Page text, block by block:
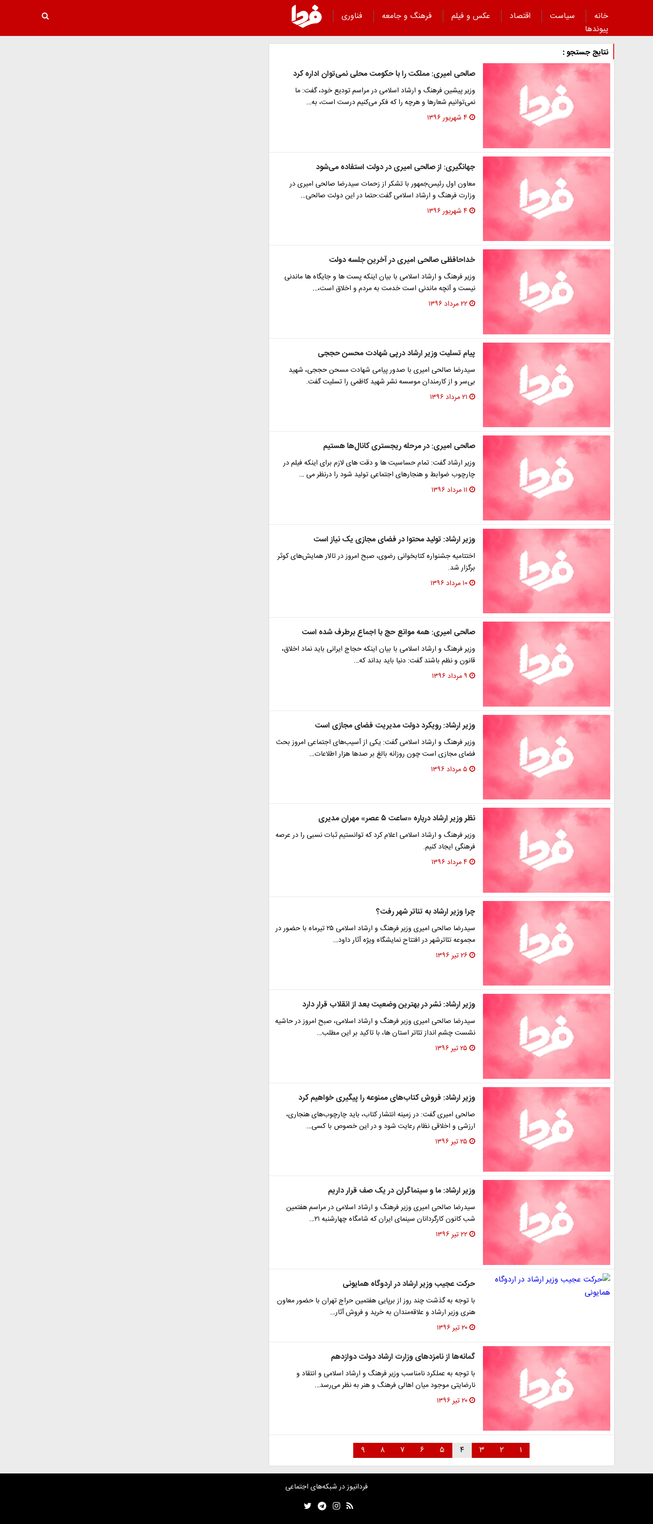
خانه سیاست اقتصاد عکس و فیلم فرهنگ و جامعه
فناوری
پیوند‌ها
نتایج جستجو :
صالحی امیری: مملکت را با حکومت محلی نمی‌توان اداره کرد
وزیر پیشین فرهنگ و ارشاد اسلامی در مراسم تودیع خود، گفت: ما
نمی‌توانیم شعارها و هرچه را که فکر می‌کنیم درست است، به…
۴ شهریور ۱۳۹۶
جهانگیری: از صالحی امیری در دولت استفاده می‌شود
معاون اول رئیس‌جمهور با تشکر از زحمات سیدرضا صالحی امیری در
وزارت فرهنگ و ارشاد اسلامی گفت:حتما در این دولت صالحی…
۴ شهریور ۱۳۹۶
خداحافظی صالحی امیری در آخرین جلسه دولت
وزیر فرهنگ و ارشاد اسلامی با بیان اینکه پست ها و جایگاه ها ماندنی
نیست و آنچه ماندنی است خدمت به مردم و اخلاق است،…
۲۲ مرداد ۱۳۹۶
پیام تسلیت وزیر ارشاد درپی شهادت محسن حججی
سید‌رضا صالحی امیری با صدور پیامی شهادت مسحن حججی، شهید
بی‌سر و از کارمندان موسسه نشر شهید کاظمی را تسلیت گفت.
۲۱ مرداد ۱۳۹۶
صالحی امیری: در مرحله ریجستری کانال‌ها هستیم
وزیر ارشاد گفت: تمام حساسیت ها و دقت های لازم برای اینکه فیلم در
چارچوب ضوابط و هنجارهای اجتماعی تولید شود را درنظر می …
۱۱ مرداد ۱۳۹۶
وزیر ارشاد: تولید محتوا در فضای مجازی یک نیاز است
اختتامیه جشنواره کتابخوانی رضوی، صبح امروز در تالار همایش‌های کوثر
برگزار شد.
۱۰ مرداد ۱۳۹۶
صالحی امیری: همه موانع حج با اجماع برطرف شده است
وزیر فرهنگ و ارشاد اسلامی با بیان اینکه حجاج ایرانی باید نماد اخلاق،
قانون و نظم باشند گفت: دنیا باید بداند که…
۹ مرداد ۱۳۹۶
وزیر ارشاد: رویکرد دولت مدیریت فضای مجازی است
وزیر فرهنگ و ارشاد اسلامی گفت: یکی از آسیب‌های اجتماعی امروز بحث
فضای مجازی است چون روزانه بالغ بر صدها هزار اطلاعات…
۵ مرداد ۱۳۹۶
نظر وزیر ارشاد درباره «ساعت ۵ عصر» مهران مدیری
وزیر فرهنگ و ارشاد اسلامی اعلام کرد که توانستیم ثبات نسبی را در عرصه
فرهنگی ایجاد کنیم.
۴ مرداد ۱۳۹۶
چرا وزیر ارشاد به تئاتر شهر رفت؟
سیدرضا صالحی امیری وزیر فرهنگ و ارشاد اسلامی ۲۵ تیرماه با حضور در
مجموعه تئاترشهر در افتتاح نمایشگاه ویژه آثار داود…
۲۶ تیر ۱۳۹۶
وزیر ارشاد: نشر در بهترین وضعیت بعد از انقلاب قرار دارد
سیدرضا صالحی امیری وزیر فرهنگ و ارشاد اسلامی، صبح امروز در حاشیه
نشست چشم انداز تئاتر استان ها، با تاکید بر این مطلب…
۲۵ تیر ۱۳۹۶
وزیر ارشاد: فروش کتاب‌های ممنوعه را پیگیری خواهیم کرد
صالحی ‌امیری گفت: در زمینه انتشار کتاب، باید چارچوب‌های هنجاری،
ارزشی و اخلاقی نظام رعایت شود و در این خصوص با کسی…
۲۵ تیر ۱۳۹۶
وزیر ارشاد: ما و سینماگران در یک صف قرار داریم
سیدرضا صالحی امیری وزیر فرهنگ و ارشاد اسلامی در مراسم هفتمین
شب کانون کارگردانان سینمای ایران که شامگاه چهارشنبه ۲۱…
۲۲ تیر ۱۳۹۶
حرکت عجیب وزیر ارشاد در اردوگاه همایونی
با توجه به گذشت چند روز از برپایی هفتمین حراج تهران با حضور معاون
هنری وزیر ارشاد و علاقه‌مندان به خرید و فروش آثار…
۲۰ تیر ۱۳۹۶
گمانه‌ها از نامزدهای وزارت ارشاد دولت دوازدهم
با توجه به عملکرد نامناسب وزیر فرهنگ و ارشاد اسلامی و انتقاد و
نارضایتی موجود میان اهالی فرهنگ و هنر به نظر می‌رسد…
۲۰ تیر ۱۳۹۶
۱ ۲ ۳ ۴ ۵ ۶ ۷ ۸ ۹
فردانیوز در شبکه‌های اجتماعی